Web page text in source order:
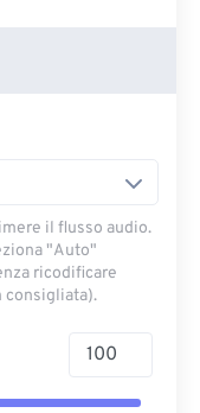
il flusso audio.
"Auto"
ricodificare
consigliata).